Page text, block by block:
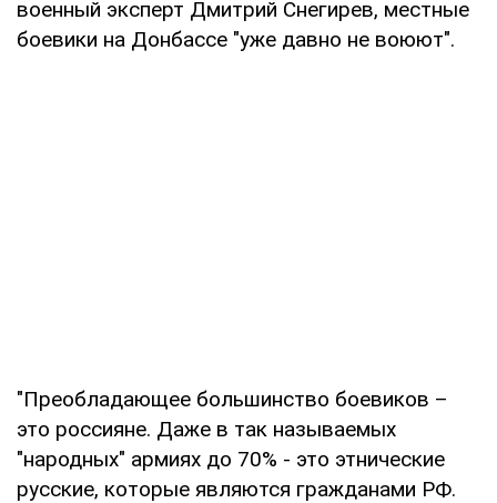
военный эксперт Дмитрий Снегирев, местные
боевики на Донбассе "уже давно не воюют".
"Преобладающее большинство боевиков –
это россияне. Даже в так называемых
"народных" армиях до 70% - это этнические
русские, которые являются гражданами РФ.